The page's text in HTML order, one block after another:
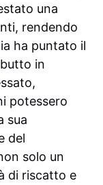
una
rendendo
ha puntato il
in
potessero
sua
del
solo un
di riscatto e